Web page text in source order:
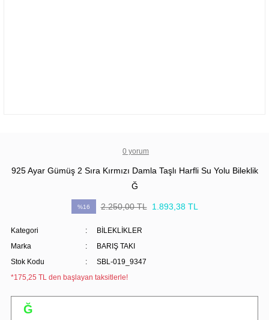
0 yorum
925 Ayar Gümüş 2 Sıra Kırmızı Damla Taşlı Harfli Su Yolu Bileklik
Ğ
%16 2.250,00 TL 1.893,38 TL
Kategori
BİLEKLİKLER
Marka
BARIŞ TAKI
Stok Kodu
SBL-019_9347
*175,25 TL den başlayan taksitlerle!